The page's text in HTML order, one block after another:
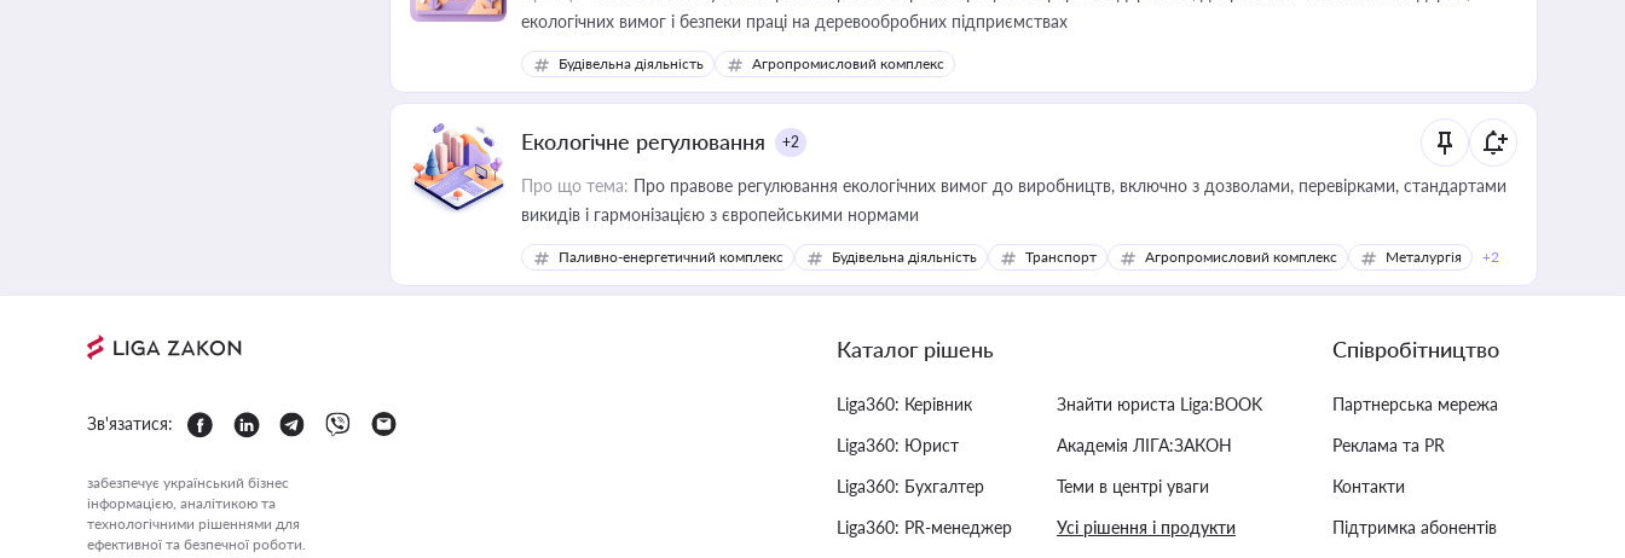
екологічних вимог і безпеки праці на деревообробних підприємствах
Будівельна діяльність Агропромисловий комплекс
Екологічне регулювання +2
Про що тема: Про правове регулювання екологічних вимог до виробництв, включно з дозволами, перевірками, стандартами
викидів і гармонізацією з європейськими нормами
Паливно-енергетичний комплекс Будівельна діяльність Транспорт Агропромисловий комплекс Металургія +2
Зв'язатися:
забезпечує український бізнес
інформацією, аналітикою та
технологічними рішеннями для
ефективної та безпечної роботи.
Каталог рішень
Liga360: Керівник
Liga360: Юрист
Liga360: Бухгалтер
Liga360: PR-менеджер
Знайти юриста Liga:BOOK
Академія ЛІГА:ЗАКОН
Теми в центрі уваги
Усі рішення і продукти
Співробітництво
Партнерська мережа
Реклама та PR
Контакти
Підтримка абонентів